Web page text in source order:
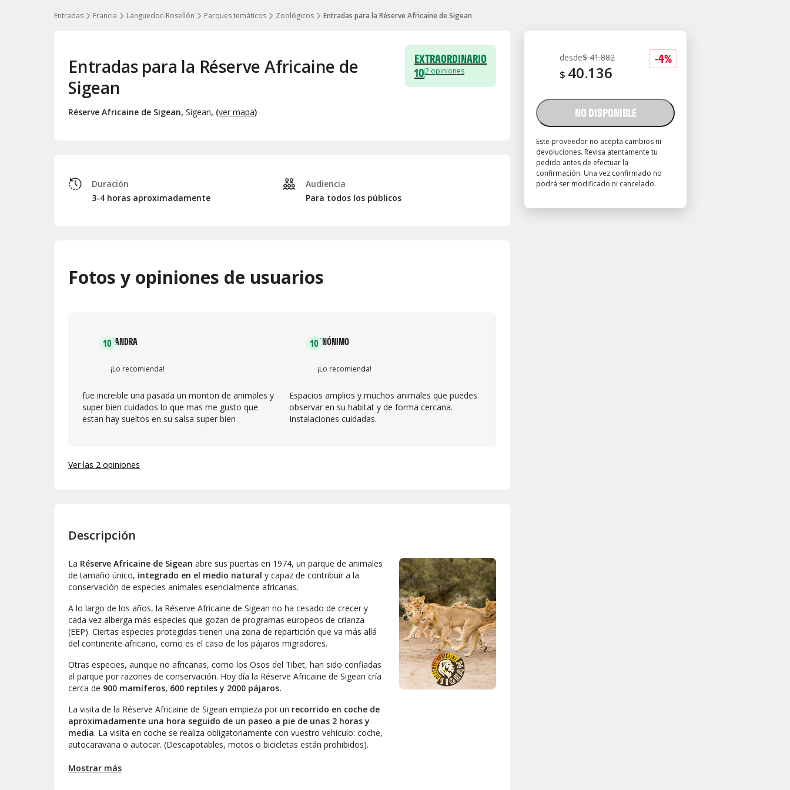
Entradas Francia Languedoc-Rosellón Parques temáticos Zoológicos Entradas para la Réserve Africaine de Sigean
-4%
desde$ 41.882
$ 40.136
NO DISPONIBLE
Este proveedor no acepta cambios ni
devoluciones. Revisa atentamente tu
pedido antes de efectuar la
confirmación. Una vez confirmado no
podrá ser modificado ni cancelado.
Entradas para la Réserve Africaine de
Sigean
Réserve Africaine de Sigean, Sigean, (ver mapa)
EXTRAORDINARIO
102 opiniones
Duración
3-4 horas aproximadamente
Audiencia
Para todos los públicos
Fotos y opiniones de usuarios
10SANDRA
¡Lo recomienda!
fue increible una pasada un monton de animales y
super bien cuidados lo que mas me gusto que
estan hay sueltos en su salsa super bien
10ANÓNIMO
¡Lo recomienda!
Espacios amplios y muchos animales que puedes
observar en su habitat y de forma cercana.
Instalaciones cuidadas.
Ver las 2 opiniones
Descripción
La Réserve Africaine de Sigean abre sus puertas en 1974, un parque de animales
de tamaño único, integrado en el medio natural y capaz de contribuir a la
conservación de especies animales esencialmente africanas.
A lo largo de los años, la Réserve Africaine de Sigean no ha cesado de crecer y
cada vez alberga más especies que gozan de programas europeos de crianza
(EEP). Ciertas especies protegidas tienen una zona de repartición que va más allá
del continente africano, como es el caso de los pájaros migradores.
Otras especies, aunque no africanas, como los Osos del Tibet, han sido confiadas
al parque por razones de conservación. Hoy día la Réserve Africaine de Sigean cría
cerca de 900 mamíferos, 600 reptiles y 2000 pájaros.
La visita de la Réserve Africaine de Sigean empieza por un recorrido en coche de
aproximadamente una hora seguido de un paseo a pie de unas 2 horas y
media. La visita en coche se realiza obligatoriamente con vuestro vehículo: coche,
autocaravana o autocar. (Descapotables, motos o bicicletas están prohibidos).
En un circuito de
Mostrar más